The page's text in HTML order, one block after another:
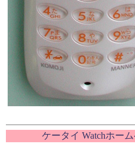
ケータイ Watchホー